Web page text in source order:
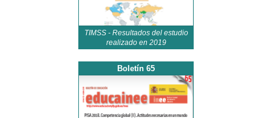
TIMSS - Resultados del estudio
realizado en 2019
Boletín 65